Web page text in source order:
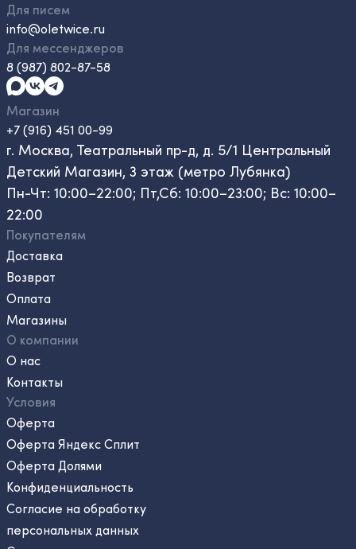
Для писем
info@oletwice.ru
Для мессенджеров
8 (987) 802-87-58
Магазин
+7 (916) 451 00-99
г. Москва, Театральный пр-д, д. 5/1 Центральный
Детский Магазин, 3 этаж (метро Лубянка)
Пн-Чт: 10:00–22:00; Пт,Сб: 10:00–23:00; Вс: 10:00–
22:00
Покупателям
Доставка
Возврат
Оплата
Магазины
О компании
О нас
Контакты
Условия
Оферта
Оферта Яндекс Сплит
Оферта Долями
Конфиденциальность
Согласие на обработку
персональных данных